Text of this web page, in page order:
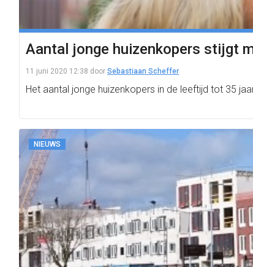
Aantal jonge huizenkopers stijgt
11 juni 2020 12:38 door Sebastiaan Scheffer
Het aantal jonge huizenkopers in de leeftijd tot 35
NIEUWS